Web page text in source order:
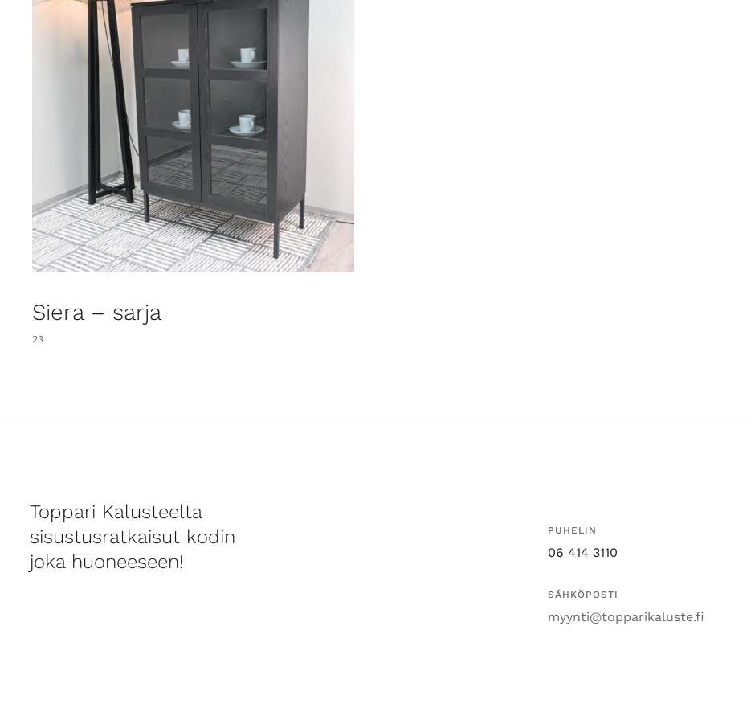
Siera – sarja
23
Toppari Kalusteelta
sisustusratkaisut kodin
joka huoneeseen!
PUHELIN
06 414 3110
SÄHKÖPOSTI
myynti@topparikaluste.fi